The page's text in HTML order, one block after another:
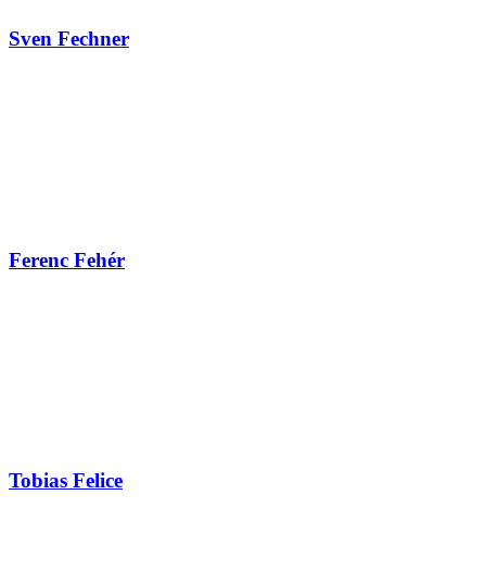
Sven Fechner
Ferenc Fehér
Tobias Felice